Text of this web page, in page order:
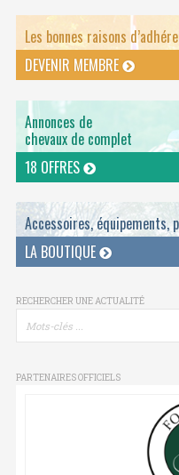
Les bonnes raisons
DEVENIR MEMBRE
Annonces de
chevaux de complet
18 OFFRES
Accessoires, équipements,
LA BOUTIQUE
RECHERCHER UNE ACTUALITÉ
PARTENAIRES OFFICIELS